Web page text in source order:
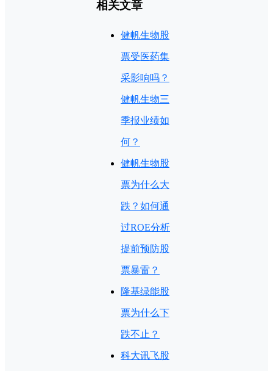
相关文章
健帆生物股
票受医药集
采影响吗？
健帆生物三
季报业绩如
何？
健帆生物股
票为什么大
跌？如何通
过ROE分析
提前预防股
票暴雷？
隆基绿能股
票为什么下
跌不止？
科大讯飞股